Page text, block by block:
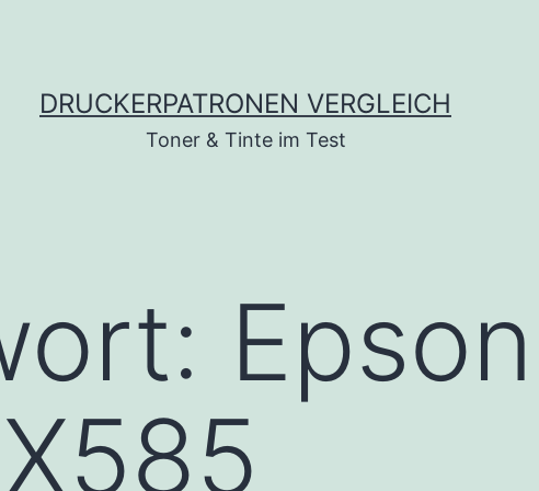
DRUCKERPATRONEN VERGLEICH
Toner & Tinte im Test